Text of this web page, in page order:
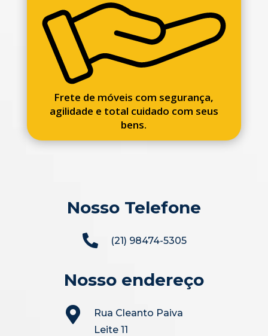
Frete de móveis com segurança,
agilidade e total cuidado com seus
bens.
Nosso Telefone
 (21) 98474-5305
Nosso endereço

Rua Cleanto Paiva
Leite 11